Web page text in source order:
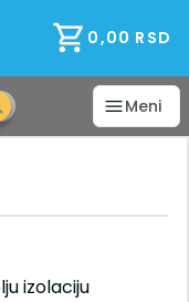
0,00 RSD
Meni
izolaciju